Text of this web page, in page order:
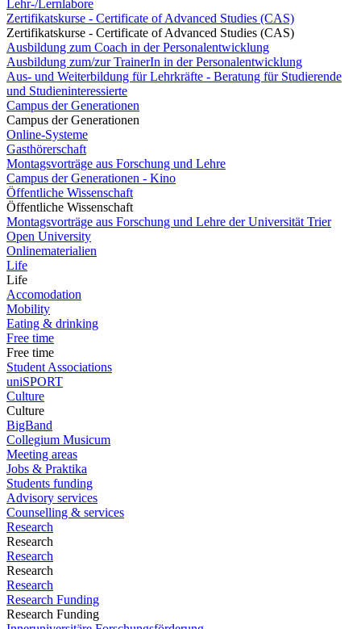
Lehr-/Lernlabore
Zertifikatskurse - Certificate of Advanced Studies (CAS)
Zertifikatskurse - Certificate of Advanced Studies (CAS)
Ausbildung zum Coach in der Personalentwicklung
Ausbildung zum/zur TrainerIn in der Personalentwicklung
Aus- und Weiterbildung für Lehrkräfte - Beratung für Studierende
und Studieninteressierte
Campus der Generationen
Campus der Generationen
Online-Systeme
Gasthörerschaft
Montagsvorträge aus Forschung und Lehre
Campus der Generationen - Kino
Öffentliche Wissenschaft
Öffentliche Wissenschaft
Montagsvorträge aus Forschung und Lehre der Universität Trier
Open University
Onlinematerialien
Life
Life
Accomodation
Mobility
Eating & drinking
Free time
Free time
Student Associations
uniSPORT
Culture
Culture
BigBand
Collegium Musicum
Meeting areas
Jobs & Praktika
Students funding
Advisory services
Counselling & services
Research
Research
Research
Research
Research
Research Funding
Research Funding